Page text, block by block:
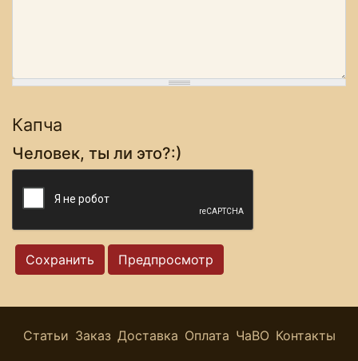
Капча
Человек, ты ли это?:)
Статьи Заказ Доставка Оплата ЧаВО Контакты